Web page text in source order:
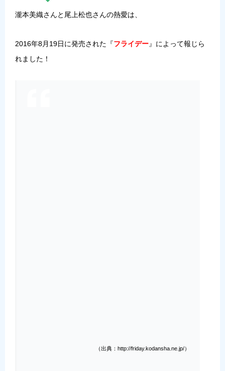
瀧本美織さんと尾上松也さんの熱愛は、
2016年8月19日に発売された『フライデー』によって報じら
れました！
（出典：http://friday.kodansha.ne.jp/）